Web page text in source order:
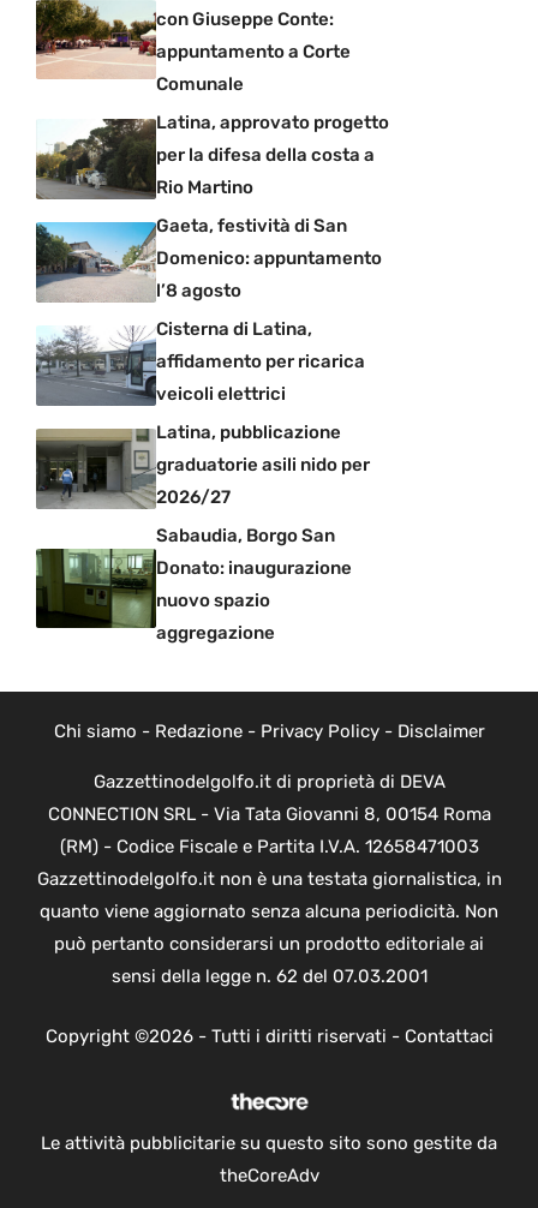
con Giuseppe Conte:
appuntamento a Corte
Comunale
Latina, approvato progetto
per la difesa della costa a
Rio Martino
Gaeta, festività di San
Domenico: appuntamento
l’8 agosto
Cisterna di Latina,
affidamento per ricarica
veicoli elettrici
Latina, pubblicazione
graduatorie asili nido per
2026/27
Sabaudia, Borgo San
Donato: inaugurazione
nuovo spazio
aggregazione
Chi siamo - Redazione- Privacy Policy- Disclaimer
Gazzettinodelgolfo.it di proprietà di DEVA
CONNECTION SRL - Via Tata Giovanni 8, 00154 Roma
(RM) - Codice Fiscale e Partita I.V.A. 12658471003
Gazzettinodelgolfo.it non è una testata giornalistica, in
quanto viene aggiornato senza alcuna periodicità. Non
può pertanto considerarsi un prodotto editoriale ai
sensi della legge n. 62 del 07.03.2001
Copyright ©2026 - Tutti i diritti riservati - Contattaci
Le attività pubblicitarie su questo sito sono gestite da
theCoreAdv